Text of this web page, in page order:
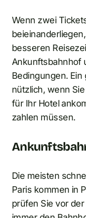
Wenn zwei
besseren
Ankunftsbahnhof
Bedingungen.
nützlich, wenn
für Ihr Hotel
zahlen müssen.
Die meisten
Paris kommen in
prüfen Sie vor